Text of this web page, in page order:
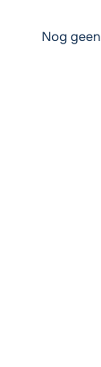
Nog